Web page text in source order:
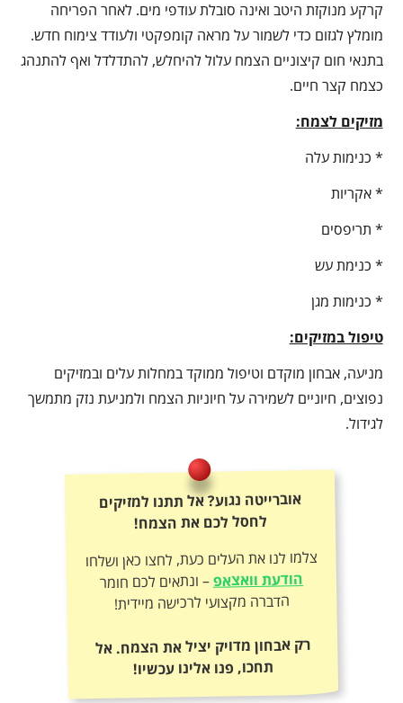
קרקע מנוקזת היטב ואינה סובלת עודפי מים. לאחר הפריחה
מומלץ לגזום כדי לשמור על מראה קומפקטי ולעודד צימוח חדש.
בתנאי חום קיצוניים הצמח עלול להיחלש, להתדלדל ואף להתנהג
כצמח קצר חיים.
מזיקים לצמח:
* כנימות עלה
* אקריות
* תריפסים
* כנימת עש
* כנימות מגן
טיפול במזיקים:
מניעה, אבחון מוקדם וטיפול ממוקד במחלות עלים ובמזיקים
נפוצים, חיוניים לשמירה על חיוניות הצמח ולמניעת נזק מתמשך
לגידול.
אוברייטה נגוע? אל תתנו למזיקים
לחסל לכם את הצמח!
צלמו לנו את העלים כעת, לחצו כאן ושלחו
הודעת וואצאפ– ונתאים לכם חומר
הדברה מקצועי לרכישה מיידית!
רק אבחון מדויק יציל את הצמח. אל
תחכו, פנו אלינו עכשיו!